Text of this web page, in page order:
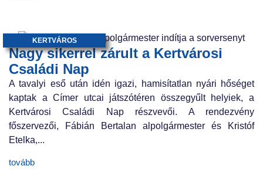
Nagy sikerrel zárult a Kertvárosi
Családi Nap
KERTVÁROS
A tavalyi eső után idén igazi, hamisítatlan nyári hőséget
kaptak a Címer utcai játszótéren összegyűlt helyiek, a
Kertvárosi Családi Nap részvevői. A rendezvény
főszervezői, Fábián Bertalan alpolgármester és Kristóf
Etelka,...
tovább